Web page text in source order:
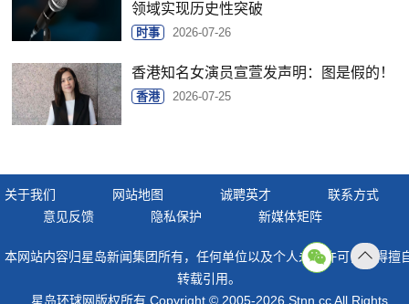
领域实现历史性突破
时事 2026-07-26
香港知名女演员宣萱发声明：图是假的！
香港 2026-07-25
关于我们 网站地图 诚聘英才
联系方式
意见反馈
隐私保护 新媒体矩阵
本网站内容归星岛新闻集团所有，任何单位以及个人未经许可，不得擅
转载引用。
星岛环球网版权所有 Copyright © 2005-2026 Stnn.cc All Rights
顶部